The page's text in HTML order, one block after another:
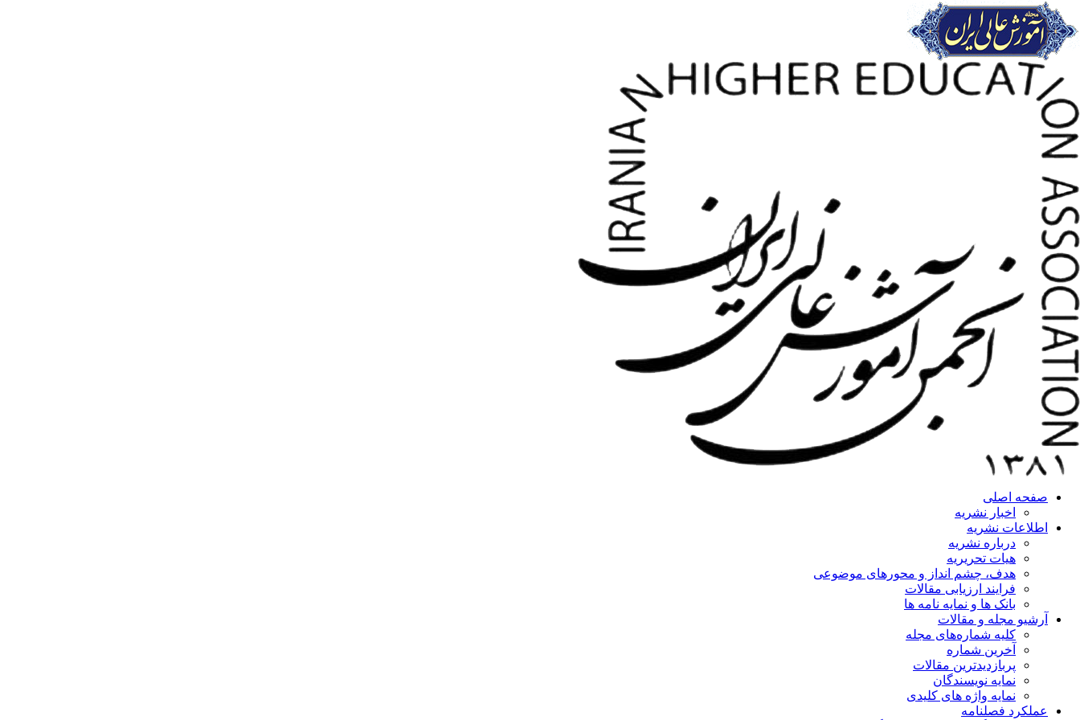
صفحه اصلی
اخبار نشریه
اطلاعات نشریه
درباره نشریه
هیات تحریریه
هدف، چشم انداز و محورهای موضوعی
فرایند ارزیابی مقالات
بانک ها و نمایه نامه ها
آرشیو مجله و مقالات
کلیه شماره‌های مجله
آخرین شماره
پربازدیدترین مقالات
نمایه نویسندگان
نمایه واژه های کلیدی
عملکرد فصلنامه